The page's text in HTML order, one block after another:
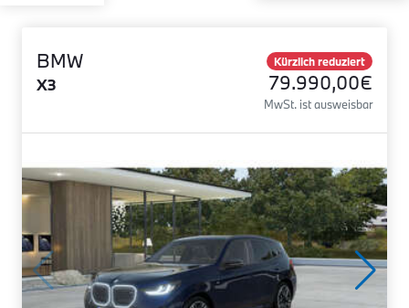
BMW
X3
Kürzlich reduziert
79.990,00€
MwSt. ist ausweisbar